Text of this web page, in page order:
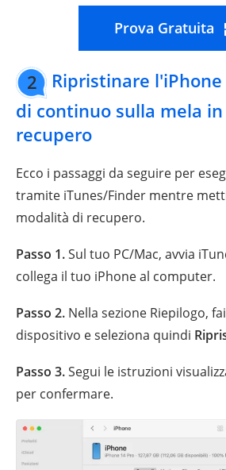
Prova Gratuita
2
Ripristinare
di continuo sulla mela
recupero
Ecco i passaggi da seguire per
tramite iTunes/Finder mentre
modalità di recupero.
Passo 1.Sul tuo PC/Mac, avvia
collega il tuo iPhone al computer.
Passo 2. Nella sezione Riepilogo,
dispositivo e seleziona quindi
Passo 3.Segui le istruzioni
per confermare.